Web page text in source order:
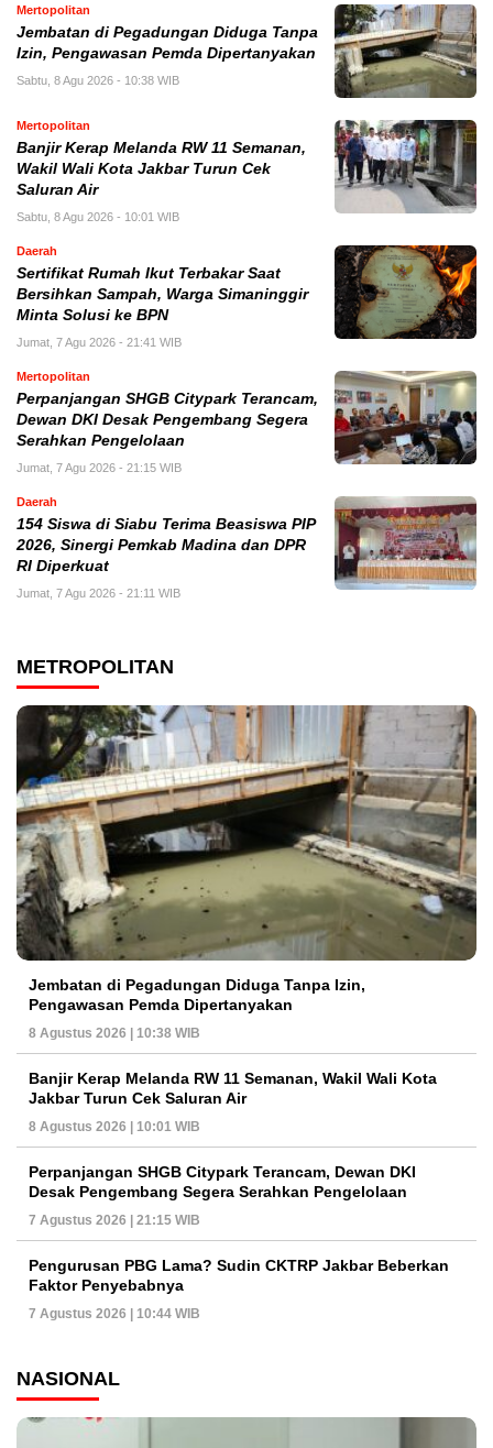
Mertopolitan
Jembatan di Pegadungan Diduga Tanpa
Izin, Pengawasan Pemda Dipertanyakan
Sabtu, 8 Agu 2026 - 10:38 WIB
Mertopolitan
Banjir Kerap Melanda RW 11 Semanan,
Wakil Wali Kota Jakbar Turun Cek
Saluran Air
Sabtu, 8 Agu 2026 - 10:01 WIB
Daerah
Sertifikat Rumah Ikut Terbakar Saat
Bersihkan Sampah, Warga Simaninggir
Minta Solusi ke BPN
Jumat, 7 Agu 2026 - 21:41 WIB
Mertopolitan
Perpanjangan SHGB Citypark Terancam,
Dewan DKI Desak Pengembang Segera
Serahkan Pengelolaan
Jumat, 7 Agu 2026 - 21:15 WIB
Daerah
154 Siswa di Siabu Terima Beasiswa PIP
2026, Sinergi Pemkab Madina dan DPR
RI Diperkuat
Jumat, 7 Agu 2026 - 21:11 WIB
METROPOLITAN
Jembatan di Pegadungan Diduga Tanpa Izin,
Pengawasan Pemda Dipertanyakan
8 Agustus 2026 | 10:38 WIB
Banjir Kerap Melanda RW 11 Semanan, Wakil Wali Kota
Jakbar Turun Cek Saluran Air
8 Agustus 2026 | 10:01 WIB
Perpanjangan SHGB Citypark Terancam, Dewan DKI
Desak Pengembang Segera Serahkan Pengelolaan
7 Agustus 2026 | 21:15 WIB
Pengurusan PBG Lama? Sudin CKTRP Jakbar Beberkan
Faktor Penyebabnya
7 Agustus 2026 | 10:44 WIB
NASIONAL